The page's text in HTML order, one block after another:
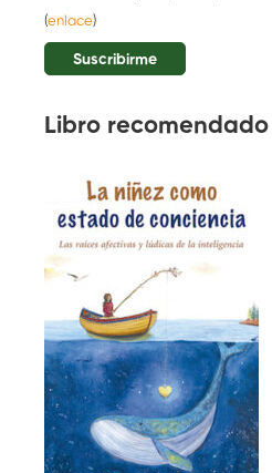
(enlace)
Libro recomendado